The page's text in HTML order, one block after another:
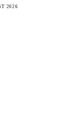
2026